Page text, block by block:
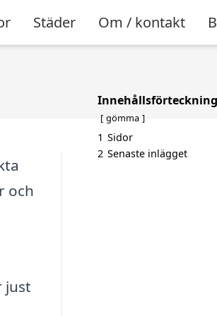
Städer Om / kontakt
och
just
Innehållsförteckning
gömma
1 Sidor
2 Senaste inlägget